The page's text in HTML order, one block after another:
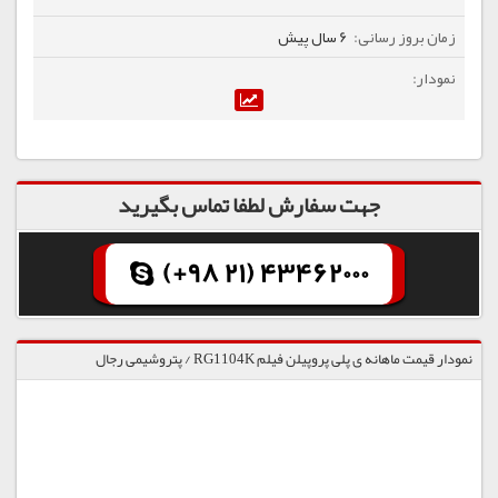
6 سال پیش
جهت سفارش لطفا تماس بگیرید
(+98 21) 43462000
نمودار قیمت ماهانه ی پلی پروپیلن فیلم RG1104K / پتروشیمی رجال